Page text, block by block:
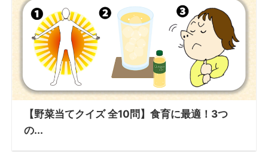
【野菜当てクイズ 全10問】食育に最適！3つ
の...